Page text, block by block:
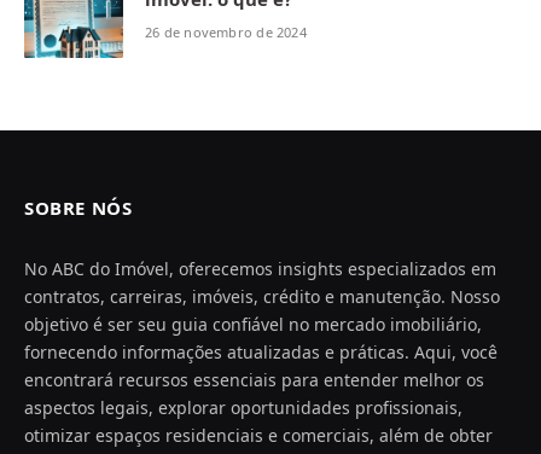
26 de novembro de 2024
SOBRE NÓS
No ABC do Imóvel, oferecemos insights especializados em
contratos, carreiras, imóveis, crédito e manutenção. Nosso
objetivo é ser seu guia confiável no mercado imobiliário,
fornecendo informações atualizadas e práticas. Aqui, você
encontrará recursos essenciais para entender melhor os
aspectos legais, explorar oportunidades profissionais,
otimizar espaços residenciais e comerciais, além de obter